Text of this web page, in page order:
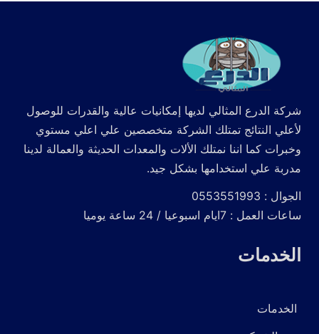
شركة الدرع المثالي لديها إمكانيات عالية والقدرات للوصول
لأعلي النتائج تمتلك الشركة متخصصين علي اعلي مستوي
وخبرات كما اننا نمتلك الألات والمعدات الحديثة والعمالة لدينا
مدربة علي استخدامها بشكل جيد.
الجوال : 0553551993
ساعات العمل : 7ايام اسبوعيا / 24 ساعة يوميا
الخدمات
الخدمات